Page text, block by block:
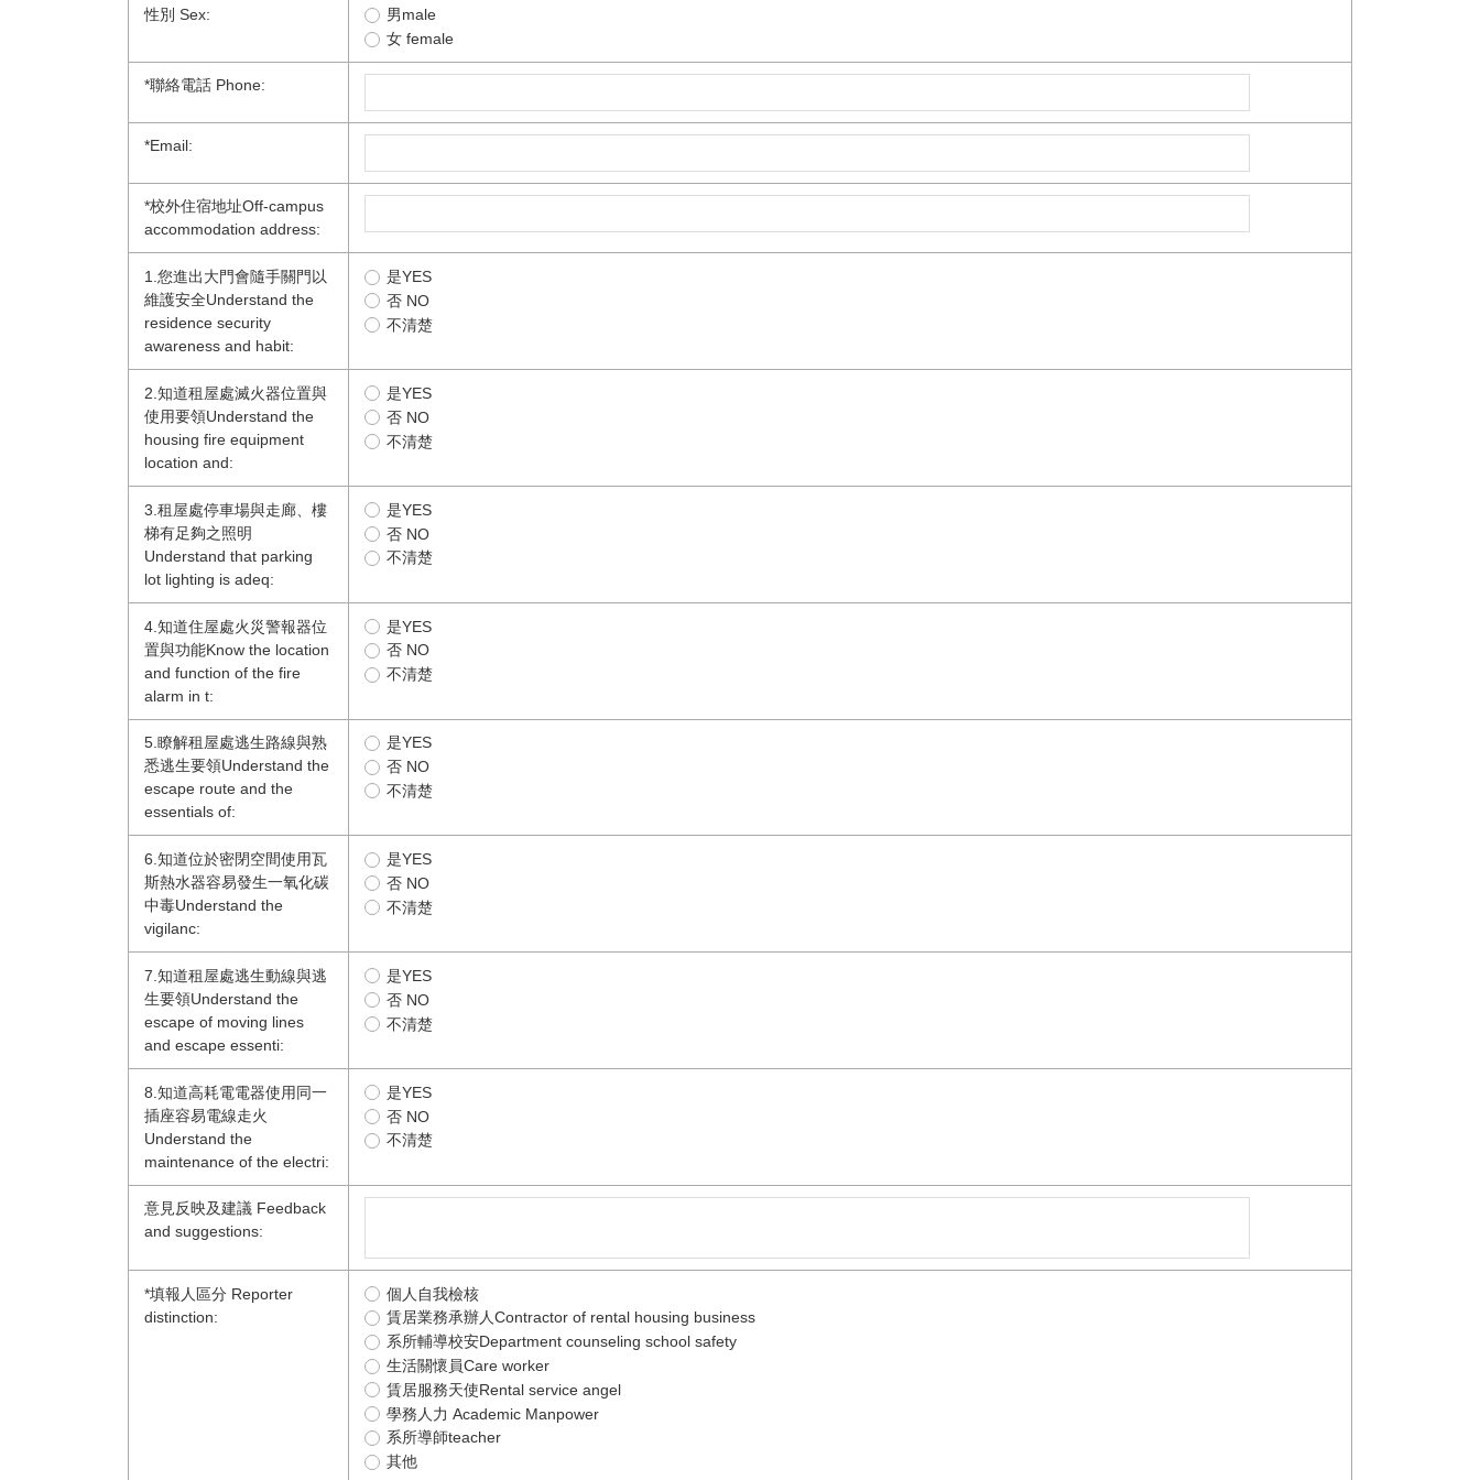
性別 Sex:
男male
女 female
*聯絡電話 Phone:
*Email:
*校外住宿地址Off-campus
accommodation address:
1.您進出大門會隨手關門以
維護安全Understand the
residence security
awareness and habit:
是YES
否 NO
不清楚
2.知道租屋處滅火器位置與
使用要領Understand the
housing fire equipment
location and:
是YES
否 NO
不清楚
3.租屋處停車場與走廊、樓
梯有足夠之照明
Understand that parking
lot lighting is adeq:
是YES
否 NO
不清楚
4.知道住屋處火災警報器位
置與功能Know the location
and function of the fire
alarm in t:
是YES
否 NO
不清楚
5.瞭解租屋處逃生路線與熟
悉逃生要領Understand the
escape route and the
essentials of:
是YES
否 NO
不清楚
6.知道位於密閉空間使用瓦
斯熱水器容易發生一氧化碳
中毒Understand the
vigilanc:
是YES
否 NO
不清楚
7.知道租屋處逃生動線與逃
生要領Understand the
escape of moving lines
and escape essenti:
是YES
否 NO
不清楚
8.知道高耗電電器使用同一
插座容易電線走火
Understand the
maintenance of the electri:
是YES
否 NO
不清楚
意見反映及建議 Feedback
and suggestions:
*填報人區分 Reporter
distinction:
個人自我檢核
賃居業務承辦人Contractor of rental housing business
系所輔導校安Department counseling school safety
生活關懷員Care worker
賃居服務天使Rental service angel
學務人力 Academic Manpower
系所導師teacher
其他